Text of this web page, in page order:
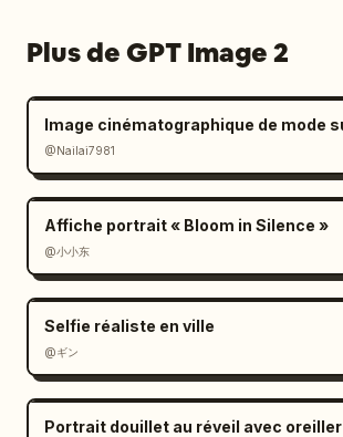
Plus de GPT Image 2
@Nailai7981
Affiche portrait « Bloom in Silence »
@小小东
Selfie réaliste en ville
@ギン
Portrait douillet au réveil avec oreiller